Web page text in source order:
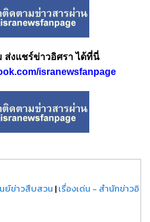
ส่งแชร์ข่าวอิศรา ได้ที่นี่
isranewsfanpage
ย์ข่าวสืบสวน |เรื่องเด่น - สำนักข่าวอิ